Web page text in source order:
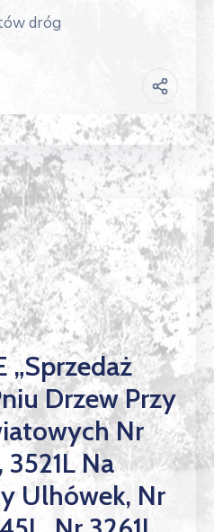
dróg
„Sprzedaż
Drzew Przy
Nr
3521L Na
Ulhówek, Nr